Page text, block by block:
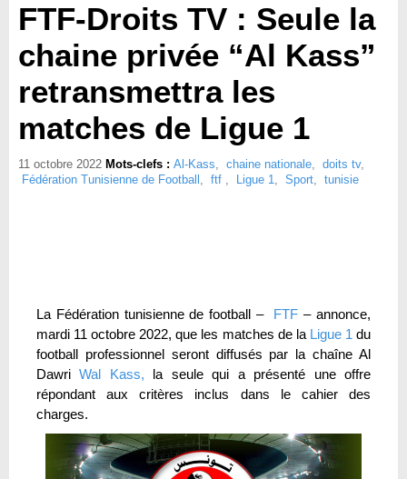
FTF-Droits TV : Seule la
chaine privée “Al Kass”
retransmettra les
matches de Ligue 1
11 octobre 2022 Mots-clefs : Al-Kass, chaine nationale, doits tv,
Fédération Tunisienne de Football , ftf , Ligue 1, Sport, tunisie
La Fédération tunisienne de football – FTF – annonce,
mardi 11 octobre 2022, que les matches de la Ligue 1 du
football professionnel seront diffusés par la chaîne Al
DawriWal Kass, la seule qui a présenté une offre
répondant aux critères inclus dans le cahier des
charges.